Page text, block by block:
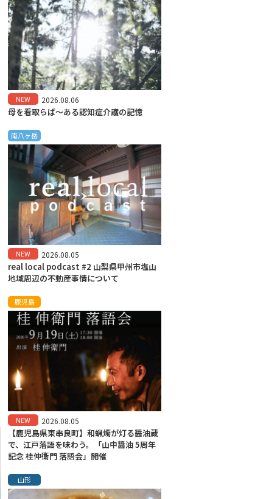
NEW 2026.08.06
母を看取らば～ある認知症介護の記憶
南八ヶ岳
NEW 2026.08.05
real local podcast #2 山梨県甲州市塩山
地域周辺の不動産事情について
鹿児島
NEW 2026.08.05
【鹿児島県東串良町】和蝋燭が灯る醤油蔵
で、江戸落語を味わう。「山中醤油 5周年
記念 桂伸衛門 落語会」開催
山形